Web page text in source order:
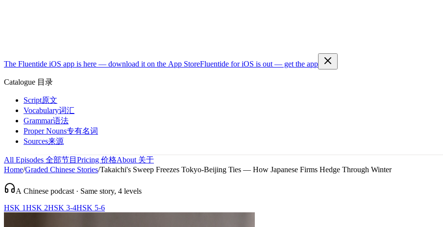
The Fluentide iOS app is here — download it on the App StoreFluentide for iOS is out — get the app
Catalogue 目录
Script原文
Vocabulary词汇
Grammar语法
Proper Nouns专有名词
Sources来源
All Episodes 全部节目 Pricing 价格About 关于
Home/Graded Chinese Stories/Takaichi's Sweep Freezes Tokyo-Beijing Ties — How Japanese Firms Hedge Through Winter
A Chinese podcast · Same story, 4 levels
HSK 1HSK 2HSK 3-4HSK 5-6